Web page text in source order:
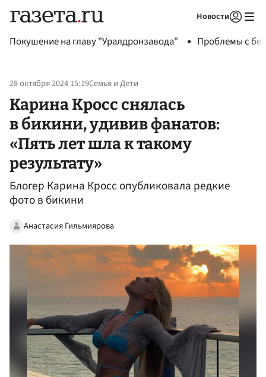
Новости
Покушение на главу "Уралдронзавода" Проблемы с
28 октября 2024 15:19Семья и Дети
Карина Кросс снялась
в бикини, удивив фанатов:
«Пять лет шла к такому
результату»
Блогер Карина Кросс опубликовала редкие
фото в бикини
Анастасия Гильмиярова